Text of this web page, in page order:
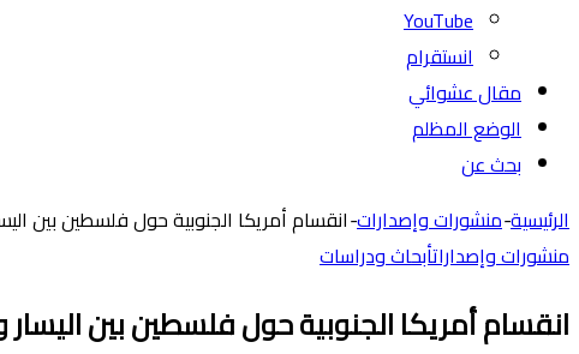
‫YouTube
انستقرام
مقال عشوائي
الوضع المظلم
بحث عن
الرئيسية-منشورات وإصدارات-انقسام أمريكا الجنوبية حول فلسطين بين
منشورات وإصداراتأبحاث ودراسات
انقسام أمريكا الجنوبية حول فلسطين بين